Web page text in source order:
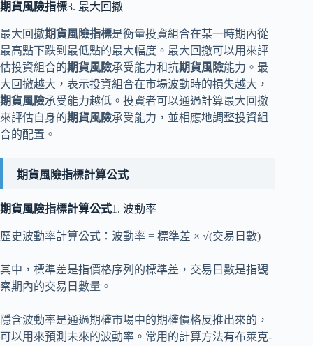
期貨風險指標3. 最大回撤
最大回撤期貨風險指標是衡量投資組合在某一時期內從
最高點下跌到最低點的最大幅度。最大回撤可以用來評
估投資組合的期貨風險承受能力和抗期貨風險能力。最
大回撤越大，表示投資組合在市場波動時的損失越大，
期貨風險承受能力越低。投資者可以通過計算最大回撤
來評估自身的期貨風險承受能力，並相應地調整投資組
合的配置。
期貨風險指標計算公式
期貨風險指標計算公式1. 波動率
歷史波動率計算公式：波動率 = 標準差 × √(交易日數)
其中，標準差是指價格序列的標準差，交易日數是指觀
察期內的交易日數量。
隱含波動率是通過期權市場中的期權價格反推出來的，
可以用來預測未來的波動率。常用的計算方法有布萊克-